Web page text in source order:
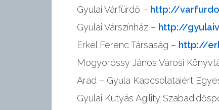
Gyulai Várfürdő – http://
Gyulai Várszínház – http://
Erkel Ferenc Társaság – http://
Mogyoróssy János Városi
Arad – Gyula Kapcsolataiért
Gyulai Kutyás Agility